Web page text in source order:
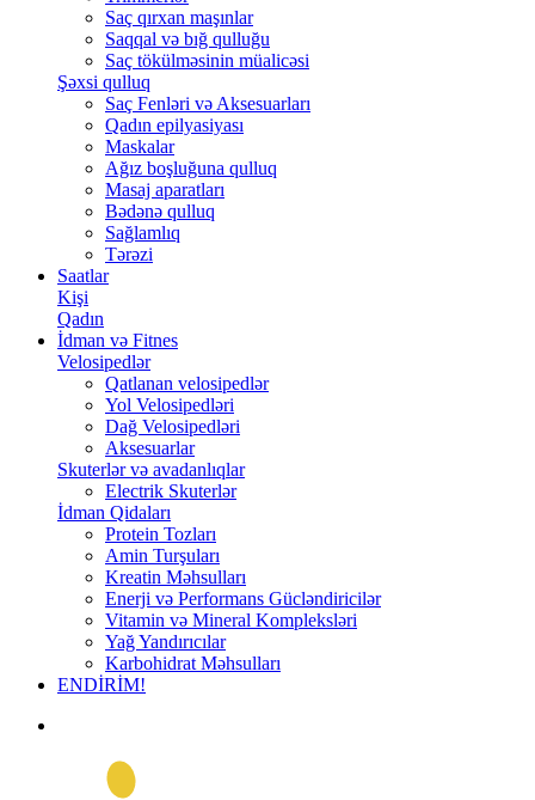
Saç qırxan maşınlar
Saqqal və bığ qulluğu
Saç tökülməsinin müalicəsi
Şəxsi qulluq
Saç Fenləri və Aksesuarları
Qadın epilyasiyası
Maskalar
Ağız boşluğuna qulluq
Masaj aparatları
Bədənə qulluq
Sağlamlıq
Tərəzi
Saatlar
Kişi
Qadın
İdman və Fitnes
Velosipedlər
Qatlanan velosipedlər
Yol Velosipedləri
Dağ Velosipedləri
Aksesuarlar
Skuterlər və avadanlıqlar
Electrik Skuterlər
İdman Qidaları
Protein Tozları
Amin Turşuları
Kreatin Məhsulları
Enerji və Performans Gücləndiricilər
Vitamin və Mineral Kompleksləri
Yağ Yandırıcılar
Karbohidrat Məhsulları
ENDİRİM!